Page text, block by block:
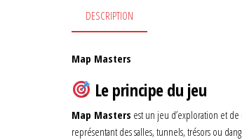
DESCRIPTION
Map Masters
Le principe du jeu
Map Masters est un jeu d’exploration et
représentant des salles, tunnels, trésors ou